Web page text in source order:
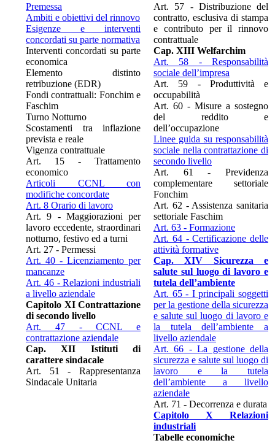
Premessa
Ambiti e obiettivi del rinnovo
Esigenze e interventi
concordati su parte normativa
Interventi concordati su parte
economica
Elemento distinto
retribuzione (EDR)
Fondi contrattuali: Fonchim e
Faschim
Turno Notturno
Scostamenti tra inflazione
prevista e reale
Vigenza contrattuale
Art. 15 - Trattamento
economico
Articoli CCNL con
modifiche concordate
Art. 8 Orario di lavoro
Art. 9 - Maggiorazioni per
lavoro eccedente, straordinari
notturno, festivo ed a turni
Art. 27 - Permessi
Art. 40 - Licenziamento per
mancanze
Art. 46 - Relazioni industriali
a livello aziendale
Capitolo XI Contrattazione
di secondo livello
Art. 47 - CCNL e
contrattazione aziendale
Cap. XII Istituti di
carattere sindacale
Art. 51 - Rappresentanza
Sindacale Unitaria
Art. 57 - Distribuzione del
contratto, esclusiva di stampa
e contributo per il rinnovo
contrattuale
Cap. XIII Welfarchim
Art. 58 - Responsabilità
sociale dell’impresa
Art. 59 - Produttività e
occupabilità
Art. 60 - Misure a sostegno
del reddito e
dell’occupazione
Linee guida su responsabilità
sociale nella contrattazione di
secondo livello
Art. 61 - Previdenza
complementare settoriale
Fonchim
Art. 62 - Assistenza sanitaria
settoriale Faschim
Art. 63 - Formazione
Art. 64 - Certificazione delle
attività formative
Cap. XIV Sicurezza e
salute sul luogo di lavoro e
tutela dell’ambiente
Art. 65 - I principali soggetti
per la gestione della sicurezza
e salute sul luogo di lavoro e
la tutela dell’ambiente a
livello aziendale
Art. 66 - La gestione della
sicurezza e salute sul luogo di
lavoro e la tutela
dell’ambiente a livello
aziendale
Art. 71 - Decorrenza e durata
Capitolo X Relazioni
industriali
Tabelle economiche